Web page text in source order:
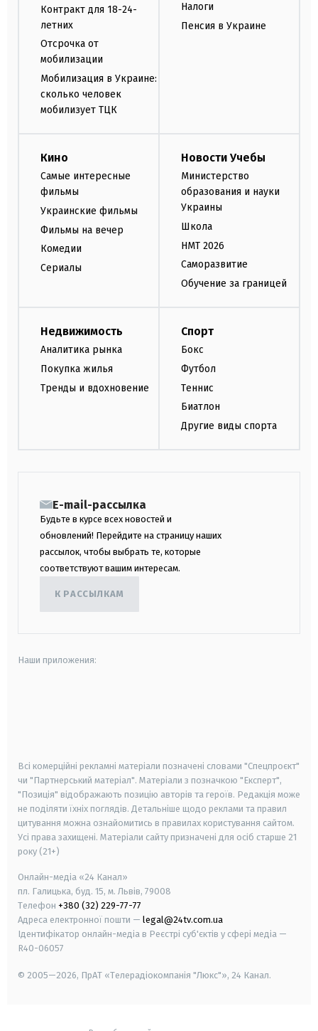
Контракт для 18-24-
летних
Отсрочка от
мобилизации
Мобилизация в Украине:
сколько человек
мобилизует ТЦК
Налоги
Пенсия в Украине
Кино
Самые интересные
фильмы
Украинские фильмы
Фильмы на вечер
Комедии
Сериалы
Новости Учебы
Министерство
образования и науки
Украины
Школа
НМТ 2026
Саморазвитие
Обучение за границей
Недвижимость
Аналитика рынка
Покупка жилья
Тренды и вдохновение
Спорт
Бокс
Футбол
Теннис
Биатлон
Другие виды спорта
E-mail-рассылка
Будьте в курсе всех новостей и
обновлений! Перейдите на страницу наших
рассылок, чтобы выбрать те, которые
соответствуют вашим интересам.
К РАССЫЛКАМ
Наши приложения:
Всі комерційні рекламні матеріали позначені словами "Спецпроєкт"
чи "Партнерський матеріал". Матеріали з позначкою "Експерт",
"Позиція" відображають позицію авторів та героїв. Редакція може
не поділяти їхніх поглядів. Детальніше щодо реклами та правил
цитування можна ознайомитись в правилах користування сайтом.
Усі права захищені. Матеріали сайту призначені для осіб старше 21
року (21+)
Онлайн-медіа «24 Канал»
пл. Галицька, буд. 15, м. Львів, 79008
Телефон +380 (32) 229-77-77
Адреса електронної пошти — legal@24tv.com.ua
Ідентифікатор онлайн-медіа в Реєстрі суб'єктів у сфері медіа —
R40-06057
© 2005—2026, ПрАТ «Телерадіокомпанія "Люкс"», 24 Канал.